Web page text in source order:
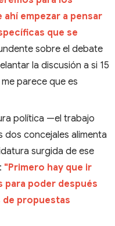
empezar a pensar
que se
sobre el debate
la discusión a si 15
parece que es
política —el trabajo
dos concejales alimenta
surgida de ese
"Primero hay que ir
poder después
de propuestas